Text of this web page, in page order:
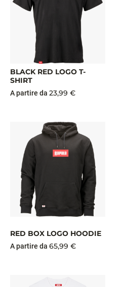
BLACK RED LOGO T-
SHIRT
A partire da 23,99 €
RED BOX LOGO HOODIE
A partire da 65,99 €